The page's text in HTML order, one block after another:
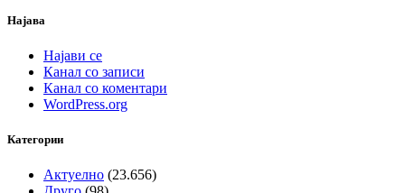
Најава
Најави се
Канал со записи
Канал со коментари
WordPress.org
Категории
Актуелно (23.656)